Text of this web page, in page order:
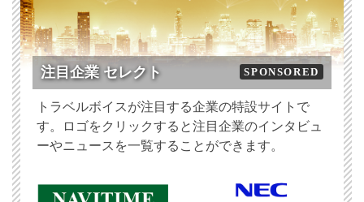
注目企業 セレクト SPONSORED
トラベルボイスが注目する企業の特設サイトで
す。ロゴをクリックすると注目企業のインタビュ
ーやニュースを一覧することができます。